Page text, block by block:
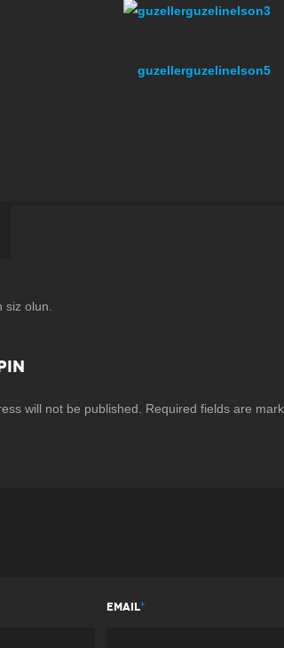
siz olun.
will not be published. Required fields are
EMAIL*